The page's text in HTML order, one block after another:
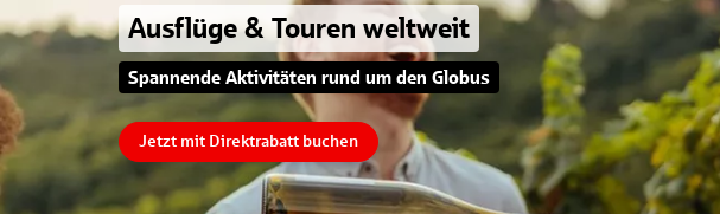
Ausflüge & Touren weltweit
Spannende Aktivitäten rund um den Globus
Jetzt mit Direktrabatt buchen